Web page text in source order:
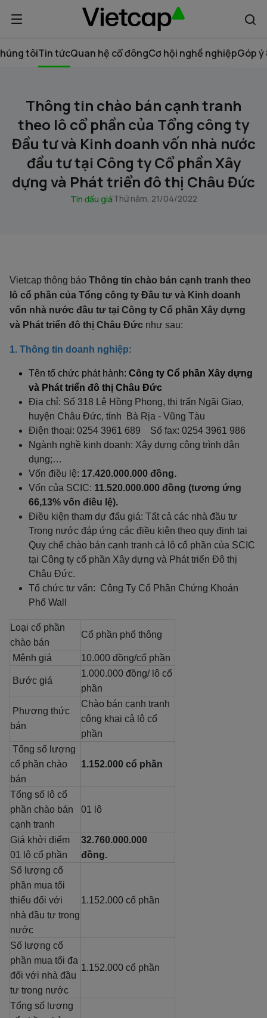
tôiTin tứcQuan hệ cổ đôngCơ hội nghề nghiệpGóp ý
Thông tin chào bán cạnh tranh
theo lô cổ phần của Tổng công ty
Đầu tư và Kinh doanh vốn nhà nước
đầu tư tại Công ty Cổ phần Xây
dựng và Phát triển đô thị Châu Đức
Tin đấu giáThứ năm, 21/04/2022
Vietcap thông báo Thông tin chào bán cạnh tranh theo
lô cổ phần của Tổng công ty Đầu tư và Kinh doanh
vốn nhà nước đầu tư tại Công ty Cổ phần Xây dựng
và Phát triển đô thị Châu Đức như sau:
1. Thông tin doanh nghiệp:
Tên tổ chức phát hành: Công ty Cổ phần Xây dựng
và Phát triển đô thị Châu Đức
Địa chỉ: Số 318 Lê Hồng Phong, thị trấn Ngãi Giao,
huyện Châu Đức, tỉnh Bà Rịa - Vũng Tàu
Điện thoại: 0254 3961 689 Số fax: 0254 3961 986
Ngành nghề kinh doanh: Xây dựng công trình dân
dụng;…
Vốn điều lệ: 17.420.000.000 đồng.
Vốn của SCIC: 11.520.000.000 đồng (tương ứng
66,13% vốn điều lệ).
Điều kiện tham dự đấu giá: Tất cả các nhà đầu tư
Trong nước đáp ứng các điều kiện theo quy định tại
Quy chế chào bán cạnh tranh cả lô cổ phần của SCIC
tại Công ty cổ phần Xây dựng và Phát triển Đô thị
Châu Đức.
Tổ chức tư vấn: Công Ty Cổ Phần Chứng Khoán
Phố Wall
Loại cổ phần
chào bán
Cổ phần phổ thông
Mệnh giá 10.000 đồng/cổ phần
Bước giá
1.000.000 đồng/ lô cổ
phần
Phương thức
bán
Chào bán cạnh tranh
công khai cả lô cổ
phần
Tổng số lượng
cổ phần chào
bán
1.152.000 cổ phần
Tổng số lô cổ
phần chào bán
cạnh tranh
01 lô
Giá khởi điểm
01 lô cổ phần
32.760.000.000
đồng.
Số lượng cổ
phần mua tối
thiểu đối với
nhà đầu tư trong
nước
1.152.000 cổ phần
Số lượng cổ
phần mua tối đa
đối với nhà đầu
tư trong nước
1.152.000 cổ phần
Tổng số lượng